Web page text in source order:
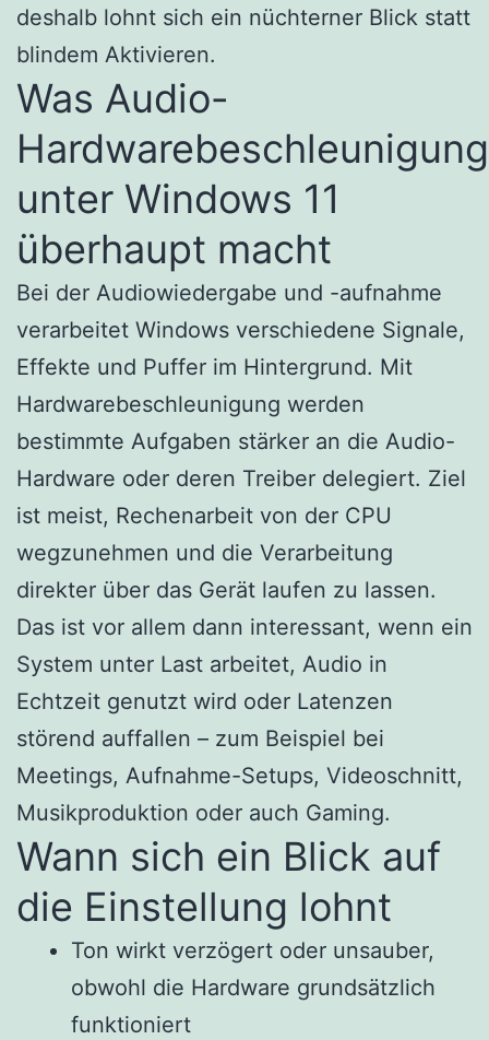
deshalb lohnt sich ein nüchterner Blick statt
blindem Aktivieren.
Was Audio-
Hardwarebeschleunigung
unter Windows 11
überhaupt macht
Bei der Audiowiedergabe und -aufnahme
verarbeitet Windows verschiedene Signale,
Effekte und Puffer im Hintergrund. Mit
Hardwarebeschleunigung werden
bestimmte Aufgaben stärker an die Audio-
Hardware oder deren Treiber delegiert. Ziel
ist meist, Rechenarbeit von der CPU
wegzunehmen und die Verarbeitung
direkter über das Gerät laufen zu lassen.
Das ist vor allem dann interessant, wenn ein
System unter Last arbeitet, Audio in
Echtzeit genutzt wird oder Latenzen
störend auffallen – zum Beispiel bei
Meetings, Aufnahme-Setups, Videoschnitt,
Musikproduktion oder auch Gaming.
Wann sich ein Blick auf
die Einstellung lohnt
Ton wirkt verzögert oder unsauber,
obwohl die Hardware grundsätzlich
funktioniert